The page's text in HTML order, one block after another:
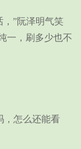
”阮泽明气笑
一，刷多少也不
怎么还能看